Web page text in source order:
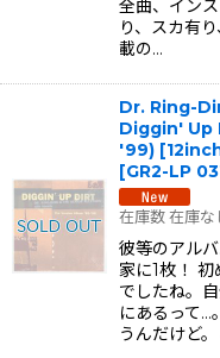
全曲、イン
り、スカ有
載の…
Dr. Ring-
Diggin' Up
'99) [12inch
[GR2-LP
在庫数 在庫な
彼等のアル
家に1枚！
でしたね。
にあるって
うんだけど